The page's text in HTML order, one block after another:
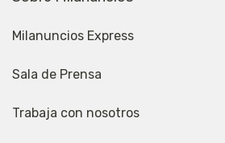
Milanuncios Express
Sala de Prensa
Trabaja con nosotros